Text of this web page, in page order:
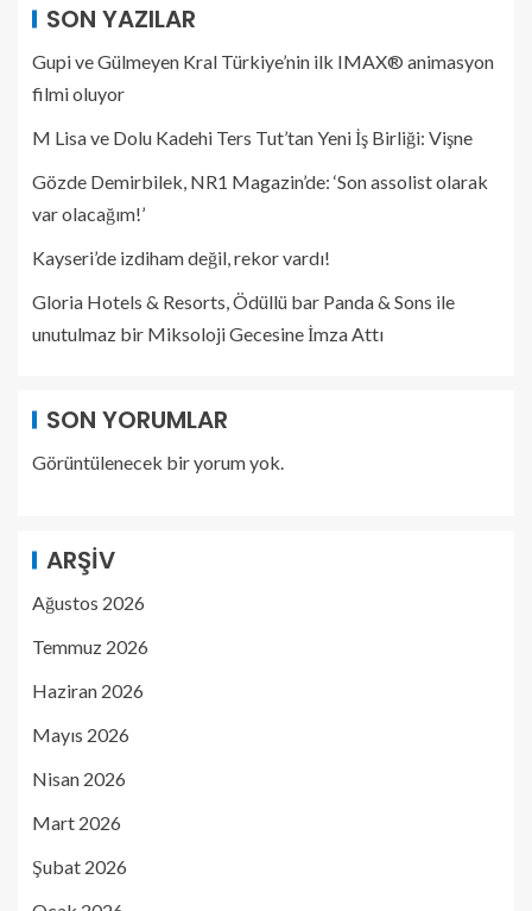
SON YAZILAR
Gupi ve Gülmeyen Kral Türkiye’nin ilk IMAX® animasyon
filmi oluyor
M Lisa ve Dolu Kadehi Ters Tut’tan Yeni İş Birliği: Vişne
Gözde Demirbilek, NR1 Magazin’de: ‘Son assolist olarak
var olacağım!’
Kayseri’de izdiham değil, rekor vardı!
Gloria Hotels & Resorts, Ödüllü bar Panda & Sons ile
unutulmaz bir Miksoloji Gecesine İmza Attı
SON YORUMLAR
Görüntülenecek bir yorum yok.
ARŞIV
Ağustos 2026
Temmuz 2026
Haziran 2026
Mayıs 2026
Nisan 2026
Mart 2026
Şubat 2026